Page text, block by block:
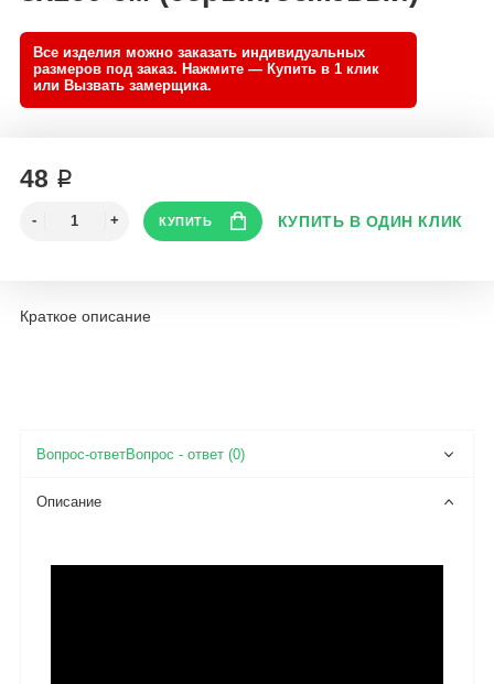
48 ₽
Краткое описание
Вопрос - ответ (0)
Описание